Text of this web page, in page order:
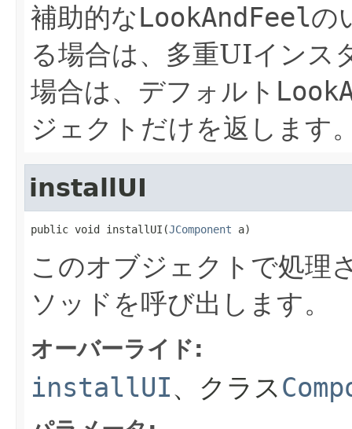
補助的なLookAndFeelの
る場合は、多重UIインス
場合は、デフォルト
ジェクトだけを返します
installUI
public void installUI(JComponent a)
このオブジェクトで処理
ソッドを呼び出します。
オーバーライド:
installUI、クラス